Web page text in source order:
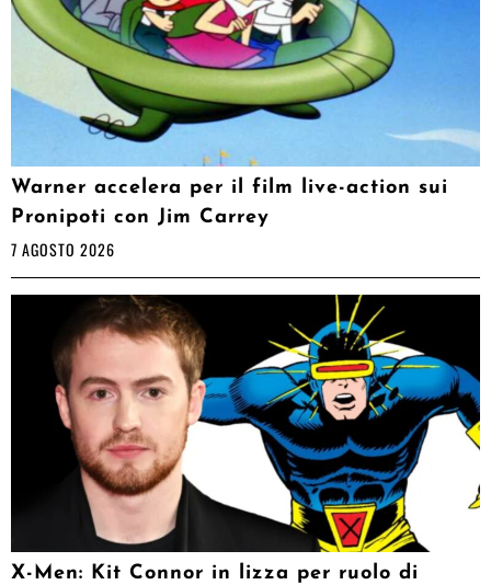
Warner accelera per il film live-action sui
Pronipoti con Jim Carrey
7 AGOSTO 2026
X-Men: Kit Connor in lizza per ruolo di